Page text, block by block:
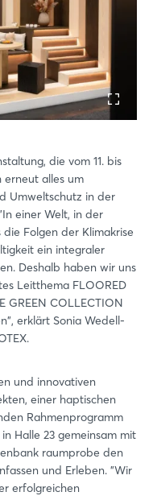
die vom 11. bis
erneut alles um
Umweltschutz in der
einer Welt, in der
Folgen der Klimakrise
ein integraler
Deshalb haben wir uns
Leitthema FLOORED
GREEN COLLECTION
erklärt Sonia Wedell-
und innovativen
einer haptischen
Rahmenprogramm
in Halle 23 gemeinsam mit
raumprobe den
und Erleben. "Wir
erfolgreichen